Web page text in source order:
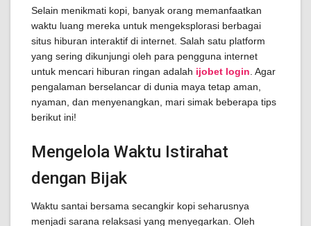
Selain menikmati kopi, banyak orang memanfaatkan
waktu luang mereka untuk mengeksplorasi berbagai
situs hiburan interaktif di internet. Salah satu platform
yang sering dikunjungi oleh para pengguna internet
untuk mencari hiburan ringan adalah ijobet login . Agar
pengalaman berselancar di dunia maya tetap aman,
nyaman, dan menyenangkan, mari simak beberapa tips
berikut ini!
Mengelola Waktu Istirahat
dengan Bijak
Waktu santai bersama secangkir kopi seharusnya
menjadi sarana relaksasi yang menyegarkan. Oleh